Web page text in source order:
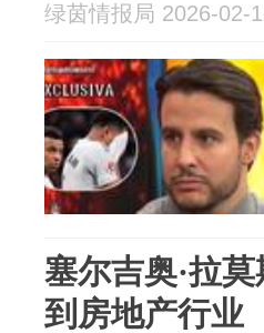
绿茵情报局 2026-02-
塞尔吉奥·拉
到房地产行业